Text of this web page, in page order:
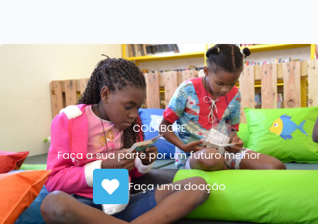
COLABORE
Faça a sua parte por um futuro melhor
Faça uma doação